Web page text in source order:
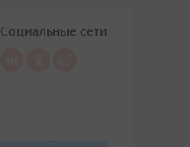
Социальные сети